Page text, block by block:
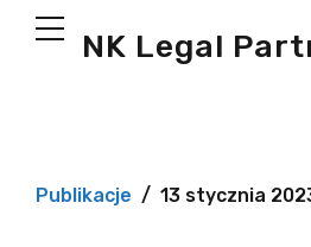
NK Legal
Publikacje 13 stycznia